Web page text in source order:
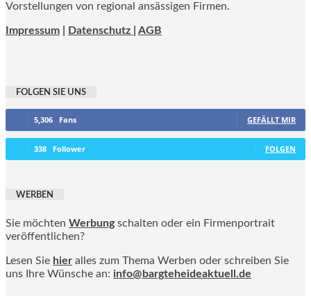
Vorstellungen von regional ansässigen Firmen.
Impressum Datenschutz | AGB
FOLGEN SIE UNS
5,306 Fans GEFÄLLT MIR
338 Follower FOLGEN
WERBEN
Sie möchten Werbung schalten oder ein Firmenportrait
veröffentlichen?
Lesen Sie hier alles zum Thema Werben oder schreiben Sie
uns Ihre Wünsche an: info@bargteheideaktuell.de